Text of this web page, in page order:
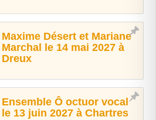
Maxime Désert et Mariane
Marchal le 14 mai 2027 à
Dreux
Ensemble Ô octuor vocal
le 13 juin 2027 à Chartres